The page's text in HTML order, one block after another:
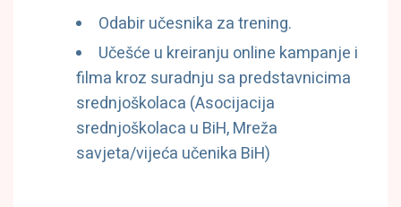
Odabir učesnika za trening.
Učešće u kreiranju online kampanje i
filma kroz suradnju sa predstavnicima
srednjoškolaca (Asocijacija
srednjoškolaca u BiH, Mreža
savjeta/vijeća učenika BiH)